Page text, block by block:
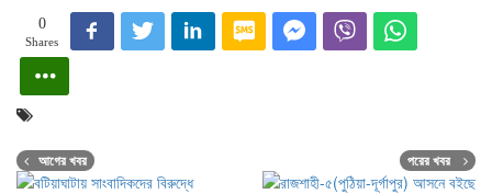
0
Shares
আগের খবর পরের খবর